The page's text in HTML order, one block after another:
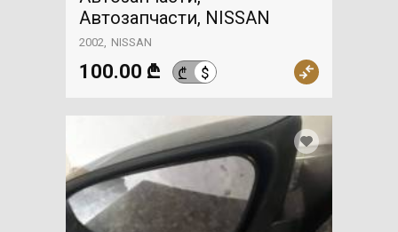
Автозапчасти, NISSAN
2002 NISSAN
100.00 ₾ ₾ $